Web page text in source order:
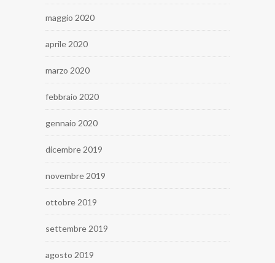
maggio 2020
aprile 2020
marzo 2020
febbraio 2020
gennaio 2020
dicembre 2019
novembre 2019
ottobre 2019
settembre 2019
agosto 2019